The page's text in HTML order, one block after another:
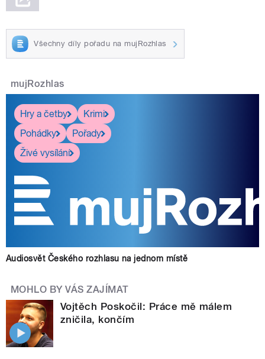
Všechny díly pořadu na mujRozhlas
mujRozhlas
Hry a četby
Krimi
Pohádky
Pořady
Živé vysílání
Audiosvět Českého rozhlasu na jednom místě
MOHLO BY VÁS ZAJÍMAT
Vojtěch Poskočil: Práce mě málem
zničila, končím